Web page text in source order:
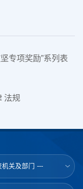
专项奖励”系列表
法规
机关及部门 ---